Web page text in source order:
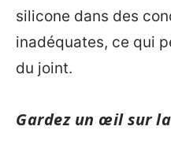
silicone dans des
inadéquates, ce qui
du joint.
Gardez un œil sur